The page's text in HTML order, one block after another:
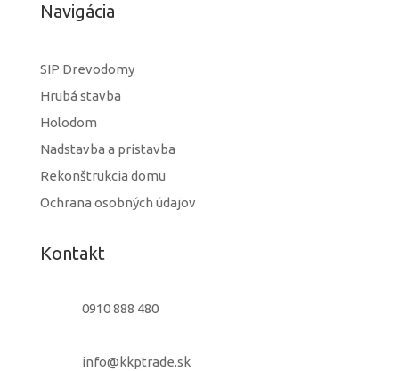
Navigácia
SIP Drevodomy
Hrubá stavba
Holodom
Nadstavba a prístavba
Rekonštrukcia domu
Ochrana osobných údajov
Kontakt
0910 888 480
info@kkptrade.sk